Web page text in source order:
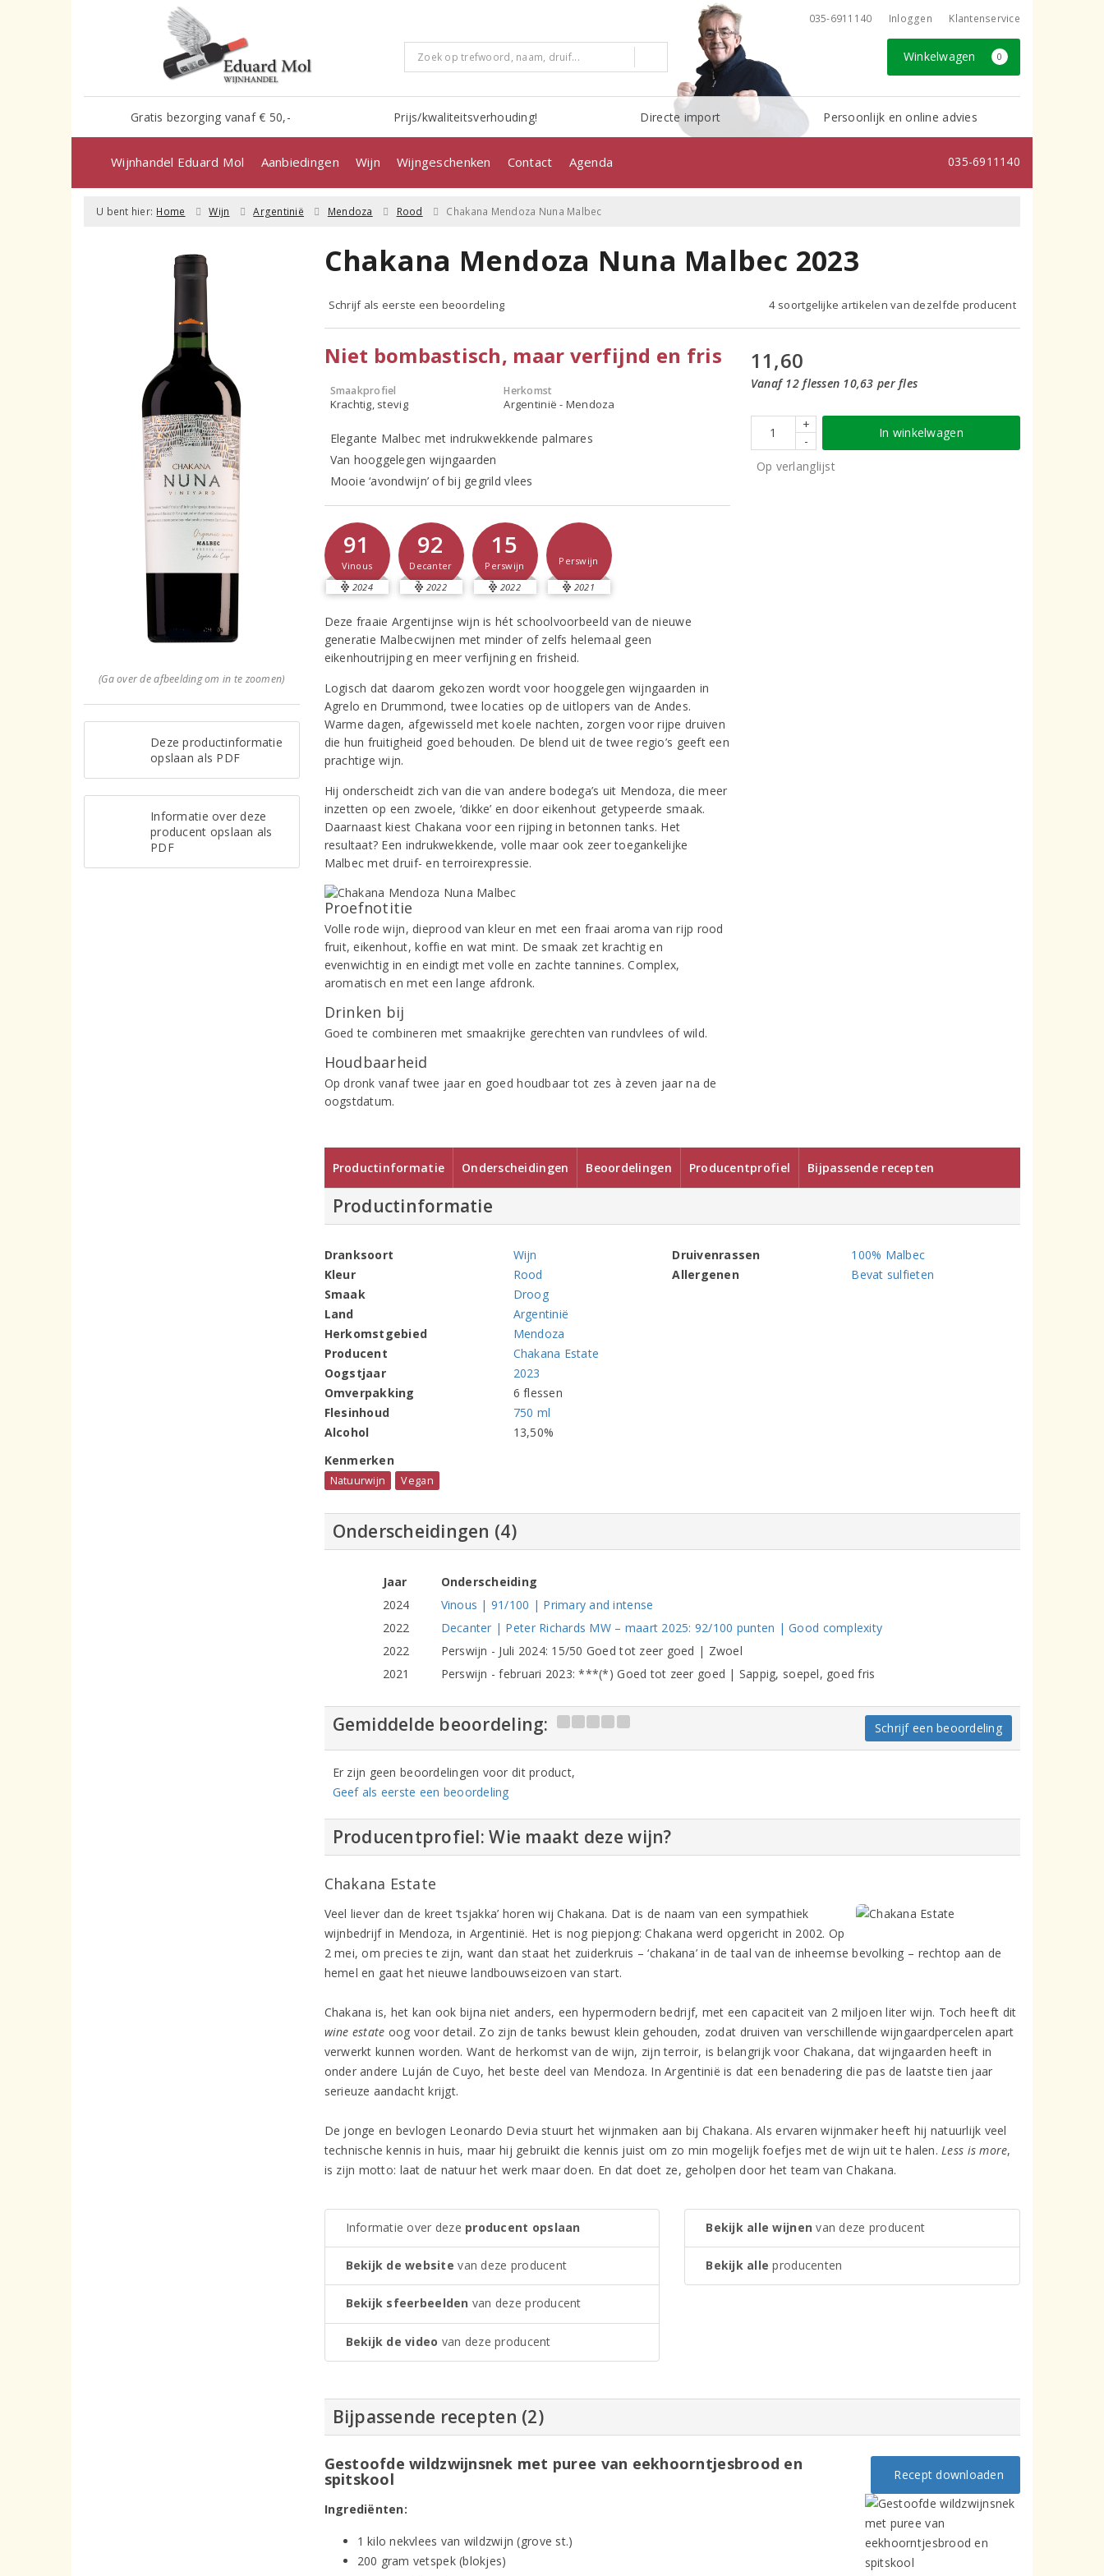
035-6911140 Inloggen Klantenservice
Winkelwagen 0
Gratis bezorging vanaf € 50,- Prijs/kwaliteitsverhouding! Directe import Persoonlijk en online advies
Wijnhandel Eduard Mol Aanbiedingen Wijn Wijngeschenken Contact Agenda 035-6911140
U bent hier: Home Wijn Argentinië Mendoza Rood Chakana Mendoza Nuna Malbec
(Ga over de afbeelding om in te zoomen)
Deze productinformatie
opslaan als PDF
Informatie over deze
producent opslaan als
PDF
Chakana Mendoza Nuna Malbec 2023
Schrijf als eerste een beoordeling 4 soortgelijke artikelen van dezelfde producent
Niet bombastisch, maar verfijnd en fris
Smaakprofiel
Krachtig, stevig
Herkomst
Argentinië - Mendoza
Elegante Malbec met indrukwekkende palmares
Van hooggelegen wijngaarden
Mooie ‘avondwijn’ of bij gegrild vlees
91
Vinous
2024
92
Decanter
2022
15
Perswijn
2022
Perswijn
2021
Deze fraaie Argentijnse wijn is hét schoolvoorbeeld van de nieuwe
generatie Malbecwijnen met minder of zelfs helemaal geen
eikenhoutrijping en meer verfijning en frisheid.
Logisch dat daarom gekozen wordt voor hooggelegen wijngaarden in
Agrelo en Drummond, twee locaties op de uitlopers van de Andes.
Warme dagen, afgewisseld met koele nachten, zorgen voor rijpe druiven
die hun fruitigheid goed behouden. De blend uit de twee regio’s geeft een
prachtige wijn.
Hij onderscheidt zich van die van andere bodega’s uit Mendoza, die meer
inzetten op een zwoele, ‘dikke’ en door eikenhout getypeerde smaak.
Daarnaast kiest Chakana voor een rijping in betonnen tanks. Het
resultaat? Een indrukwekkende, volle maar ook zeer toegankelijke
Malbec met druif- en terroirexpressie.
Proefnotitie
Volle rode wijn, dieprood van kleur en met een fraai aroma van rijp rood
fruit, eikenhout, koffie en wat mint. De smaak zet krachtig en
evenwichtig in en eindigt met volle en zachte tannines. Complex,
aromatisch en met een lange afdronk.
Drinken bij
Goed te combineren met smaakrijke gerechten van rundvlees of wild.
Houdbaarheid
Op dronk vanaf twee jaar en goed houdbaar tot zes à zeven jaar na de
oogstdatum.
11,60
Vanaf 12 flessen 10,63 per fles
+
-
In winkelwagen
Op verlanglijst
Productinformatie Onderscheidingen Beoordelingen Producentprofiel Bijpassende recepten
Productinformatie
Dranksoort
Wijn
Kleur
Rood
Smaak
Droog
Land
Argentinië
Herkomstgebied
Mendoza
Producent
Chakana Estate
Oogstjaar
2023
Omverpakking
6 flessen
Flesinhoud
750 ml
Alcohol
13,50%
Druivenrassen
100% Malbec
Allergenen
Bevat sulfieten
Kenmerken
Natuurwijn Vegan
Onderscheidingen (4)
Jaar
Onderscheiding
2024
Vinous | 91/100 | Primary and intense
2022
Decanter | Peter Richards MW – maart 2025: 92/100 punten | Good complexity
2022
Perswijn - Juli 2024: 15/50 Goed tot zeer goed | Zwoel
2021
Perswijn - februari 2023: ***(*) Goed tot zeer goed | Sappig, soepel, goed fris
Gemiddelde beoordeling: Schrijf een beoordeling
Er zijn geen beoordelingen voor dit product,
Geef als eerste een beoordeling
Producentprofiel: Wie maakt deze wijn?
Chakana Estate
Veel liever dan de kreet ‘tsjakka’ horen wij Chakana. Dat is de naam van een sympathiek
wijnbedrijf in Mendoza, in Argentinië. Het is nog piepjong: Chakana werd opgericht in 2002. Op
2 mei, om precies te zijn, want dan staat het zuiderkruis – ‘chakana’ in de taal van de inheemse bevolking – rechtop aan de
hemel en gaat het nieuwe landbouwseizoen van start.
Chakana is, het kan ook bijna niet anders, een hypermodern bedrijf, met een capaciteit van 2 miljoen liter wijn. Toch heeft dit
wine estate oog voor detail. Zo zijn de tanks bewust klein gehouden, zodat druiven van verschillende wijngaardpercelen apart
verwerkt kunnen worden. Want de herkomst van de wijn, zijn terroir, is belangrijk voor Chakana, dat wijngaarden heeft in
onder andere Luján de Cuyo, het beste deel van Mendoza. In Argentinië is dat een benadering die pas de laatste tien jaar
serieuze aandacht krijgt.
De jonge en bevlogen Leonardo Devia stuurt het wijnmaken aan bij Chakana. Als ervaren wijnmaker heeft hij natuurlijk veel
technische kennis in huis, maar hij gebruikt die kennis juist om zo min mogelijk foefjes met de wijn uit te halen. Less is more,
is zijn motto: laat de natuur het werk maar doen. En dat doet ze, geholpen door het team van Chakana.
Informatie over deze producent opslaan
Bekijk de website van deze producent
Bekijk sfeerbeelden van deze producent
Bekijk de video van deze producent
Bekijk alle wijnen van deze producent
Bekijk alle producenten
Bijpassende recepten (2)
Gestoofde wildzwijnsnek met puree van eekhoorntjesbrood en
spitskool
Ingrediënten:
1 kilo nekvlees van wildzwijn (grove st.)
200 gram vetspek (blokjes)
Recept downloaden